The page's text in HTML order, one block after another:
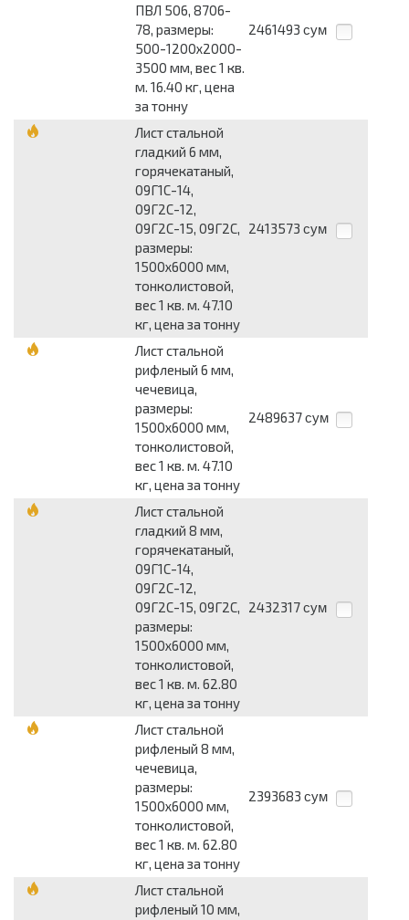
ПВЛ 506, 8706-
78, размеры:
500-1200x2000-
3500 мм, вес 1 кв.
м. 16.40 кг, цена
за тонну
2461493 сум
Лист стальной
гладкий 6 мм,
горячекатаный,
09Г1С-14,
09Г2С-12,
09Г2С-15, 09Г2С,
размеры:
1500x6000 мм,
тонколистовой,
вес 1 кв. м. 47.10
кг, цена за тонну
2413573 сум
Лист стальной
рифленый 6 мм,
чечевица,
размеры:
1500x6000 мм,
тонколистовой,
вес 1 кв. м. 47.10
кг, цена за тонну
2489637 сум
Лист стальной
гладкий 8 мм,
горячекатаный,
09Г1С-14,
09Г2С-12,
09Г2С-15, 09Г2С,
размеры:
1500x6000 мм,
тонколистовой,
вес 1 кв. м. 62.80
кг, цена за тонну
2432317 сум
Лист стальной
рифленый 8 мм,
чечевица,
размеры:
1500x6000 мм,
тонколистовой,
вес 1 кв. м. 62.80
кг, цена за тонну
2393683 сум
Лист стальной
рифленый 10 мм,